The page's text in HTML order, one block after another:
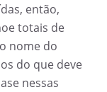
então,
totais de
nome do
do que deve
nessas